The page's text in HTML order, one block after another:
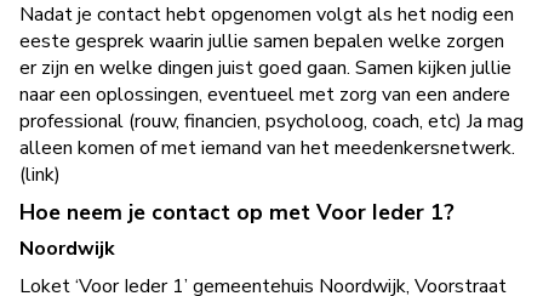
Nadat je contact hebt opgenomen volgt als het nodig een
eeste gesprek waarin jullie samen bepalen welke zorgen
er zijn en welke dingen juist goed gaan. Samen kijken jullie
naar een oplossingen, eventueel met zorg van een andere
professional (rouw, financien, psycholoog, coach, etc) Ja mag
alleen komen of met iemand van het meedenkersnetwerk.
(link)
Hoe neem je contact op met Voor Ieder 1?
Noordwijk
Loket ‘Voor Ieder 1’ gemeentehuis Noordwijk, Voorstraat